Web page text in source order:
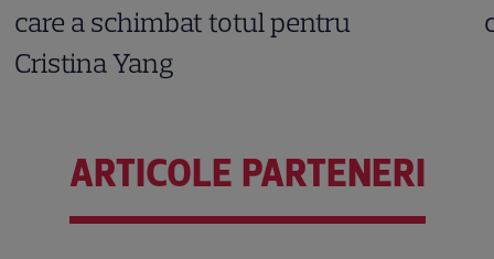
care a schimbat totul pentru
Cristina Yang
ARTICOLE PARTENERI